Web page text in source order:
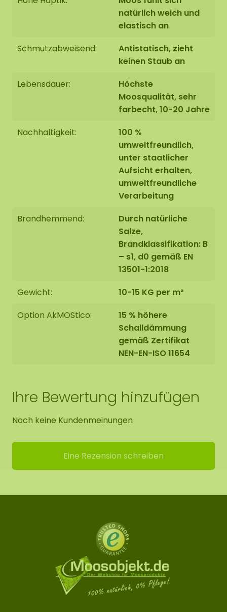
natürlich weich und
elastisch an
Schmutzabweisend:
Antistatisch, zieht
keinen Staub an
Lebensdauer:
Höchste
Moosqualität, sehr
farbecht, 10-20 Jahre
Nachhaltigkeit:
100 %
umweltfreundlich,
unter staatlicher
Aufsicht erhalten,
umweltfreundliche
Verarbeitung
Brandhemmend:
Durch natürliche
Salze,
Brandklassifikation: B
– s1, d0 gemäß EN
13501-1:2018
Gewicht:
10-15 KG per m²
Option AkMOStico:
15 % höhere
Schalldämmung
gemäß Zertifikat
NEN-EN-ISO 11654
Ihre Bewertung hinzufügen
Noch keine Kundenmeinungen
Eine Rezension schreiben